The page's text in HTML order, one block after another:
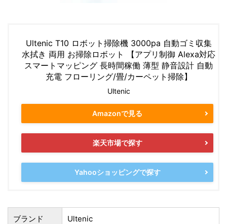
Ultenic T10 ロボット掃除機 3000pa 自動ゴミ収集
水拭き 両用 お掃除ロボット 【アプリ制御 Alexa対応
スマートマッピング 長時間稼働 薄型 静音設計 自動
充電 フローリング/畳/カーペット掃除】
Ultenic
Amazonで見る
楽天市場で探す
Yahooショッピングで探す
ブランド Ultenic